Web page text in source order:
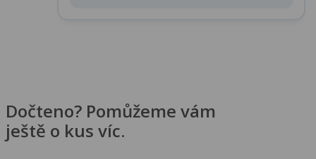
Dočteno? Pomůžeme vám
ještě o kus víc.